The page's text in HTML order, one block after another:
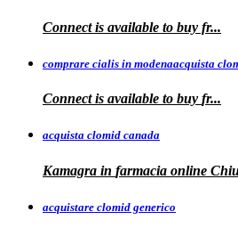
Connect is available to buy fr...
comprare cialis in modenaacquista
Connect is available to buy fr...
acquista clomid canada
Kamagra in farmacia online
acquistare clomid generico